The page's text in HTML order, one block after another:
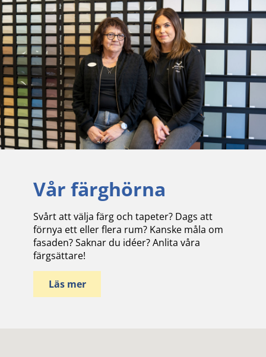
Vår färghörna
Svårt att välja färg och tapeter? Dags att
förnya ett eller flera rum? Kanske måla om
fasaden? Saknar du idéer? Anlita våra
färgsättare!
Läs mer